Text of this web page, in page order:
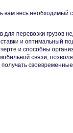
весь необходимый
перевозки грузов
и оптимальный
и способны
связи,